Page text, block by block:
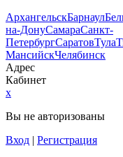
АрхангельскБарнаул
на-ДонуСамараСанкт-
ПетербургСаратовТула
МансийскЧелябинск
Адрес
Кабинет
x
Вы не авторизованы
Вход | Регистрация